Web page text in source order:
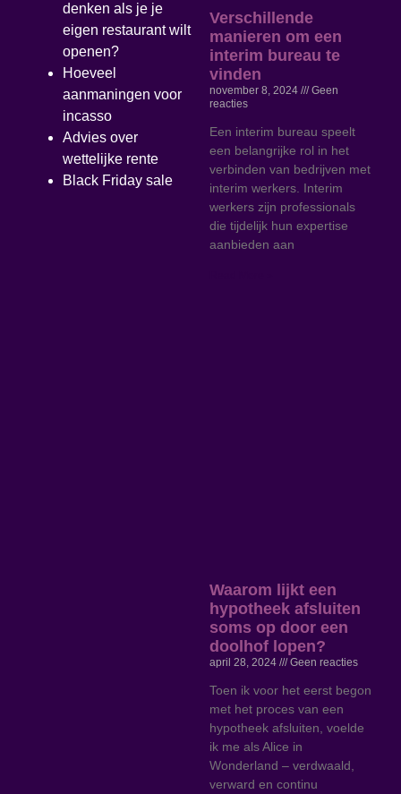
denken als je je
eigen restaurant wilt
openen?
Hoeveel
aanmaningen voor
incasso
Advies over
wettelijke rente
Black Friday sale
Verschillende
manieren om een
interim bureau te
vinden
november 8, 2024
Geen
reacties
Een interim bureau speelt
een belangrijke rol in het
verbinden van bedrijven met
interim werkers. Interim
werkers zijn professionals
die tijdelijk hun expertise
aanbieden aan
Waarom lijkt een
hypotheek afsluiten
soms op door een
doolhof lopen?
april 28, 2024 Geen reacties
Toen ik voor het eerst begon
met het proces van een
hypotheek afsluiten, voelde
ik me als Alice in
Wonderland – verdwaald,
verward en continu